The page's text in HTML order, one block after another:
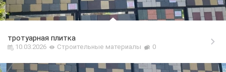
тротуарная плитка
10.03.2026 Строительные материалы 0